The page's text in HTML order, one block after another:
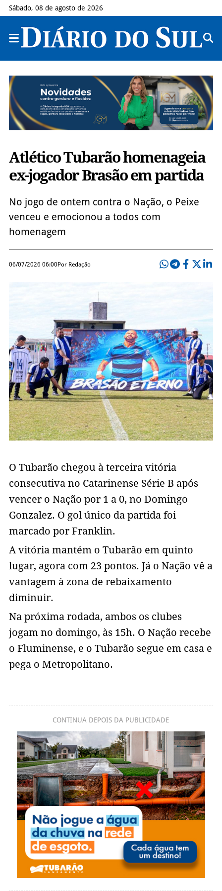
Sábado, 08 de agosto de 2026
Atlético Tubarão homenageia
ex-jogador Brasão em partida
No jogo de ontem contra o Nação, o Peixe
venceu e emocionou a todos com
homenagem
06/07/2026 06:00Por Redação
O Tubarão chegou à terceira vitória
consecutiva no Catarinense Série B após
vencer o Nação por 1 a 0, no Domingo
Gonzalez. O gol único da partida foi
marcado por Franklin.
A vitória mantém o Tubarão em quinto
lugar, agora com 23 pontos. Já o Nação vê a
vantagem à zona de rebaixamento
diminuir.
Na próxima rodada, ambos os clubes
jogam no domingo, às 15h. O Nação recebe
o Fluminense, e o Tubarão segue em casa e
pega o Metropolitano.
CONTINUA DEPOIS DA PUBLICIDADE